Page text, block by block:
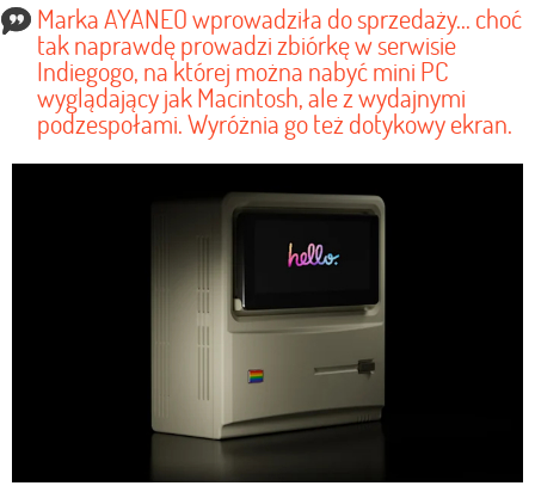
Marka AYANEO wprowadziła do sprzedaży... choć
tak naprawdę prowadzi zbiórkę w serwisie
Indiegogo, na której można nabyć mini PC
wyglądający jak Macintosh, ale z wydajnymi
podzespołami. Wyróżnia go też dotykowy ekran.